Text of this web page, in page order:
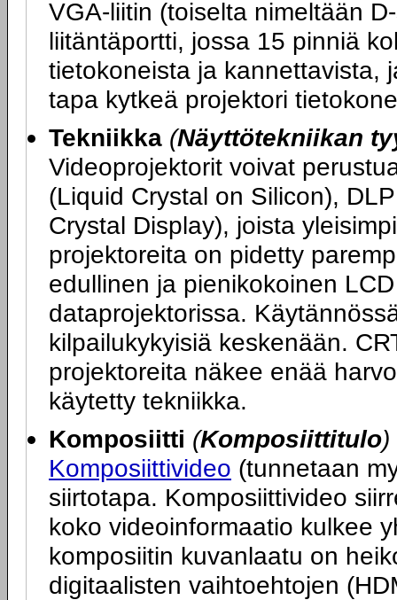
VGA-liitin (toiselta nimeltään
liitäntäportti, jossa 15 pinniä
tietokoneista ja kannettavista,
tapa kytkeä projektori
Tekniikka (Näyttötekniikan
Videoprojektorit voivat
(Liquid Crystal on Silicon),
Crystal Display), joista
projektoreita on pidetty
edullinen ja pienikokoinen
dataprojektorissa.
kilpailukykyisiä keskenään.
projektoreita näkee enää
käytetty tekniikka.
Komposiitti (Komposiittitulo)
Komposiittivideo (tunnetaan
siirtotapa. Komposiittivideo
koko videoinformaatio kulkee
komposiitin kuvanlaatu on
digitaalisten vaihtoehtojen